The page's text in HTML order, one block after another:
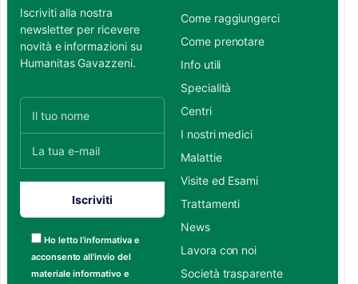
Iscriviti alla nostra
newsletter per ricevere
novità e informazioni su
Humanitas Gavazzeni.
Ho letto l’informativa e
acconsento all’invio del
materiale informativo e
Come raggiungerci
Come prenotare
Info utili
Specialità
Centri
I nostri medici
Malattie
Visite ed Esami
Trattamenti
News
Lavora con noi
Società trasparente